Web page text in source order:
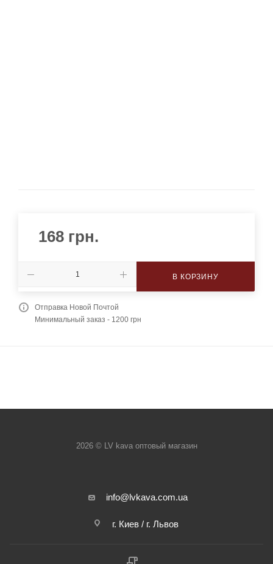
168 грн.
В КОРЗИНУ
Отправка Новой Почтой
Минимальный заказ - 1200 грн
2026 © LV kava оптовый магазин
info@lvkava.com.ua
г. Киев / г. Львов